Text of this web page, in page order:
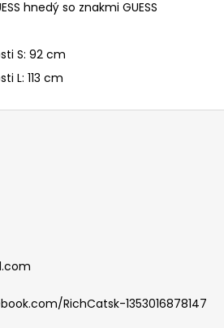
hnedý so znakmi GUESS
S: 92 cm
L: 113 cm
RichCatsk-1353016878147